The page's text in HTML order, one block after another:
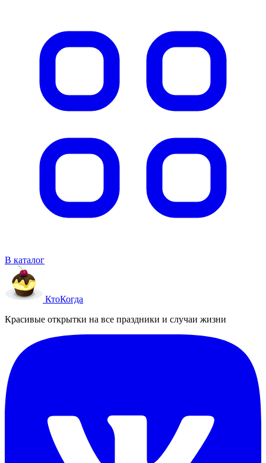
В каталог
КтоКогда
Красивые открытки на все праздники и случаи жизни